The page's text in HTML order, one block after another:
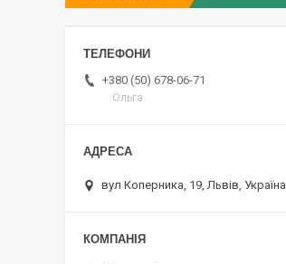
+380 (50) 678-06-71
Ольга
вул Коперника, 19, Львів, Україна